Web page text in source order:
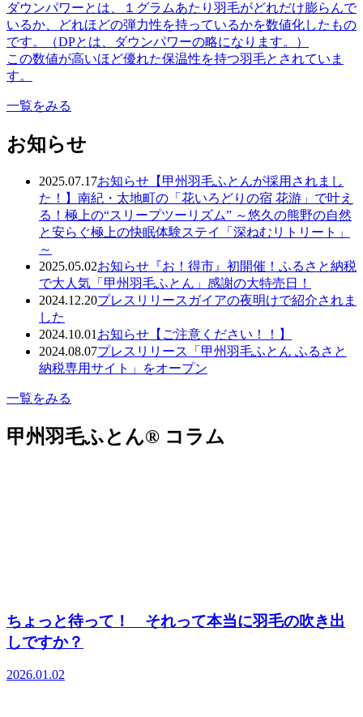
ダウンパワーとは、１グラムあたり羽毛がどれだけ膨らんで
いるか、どれほどの弾力性を持っているかを数値化したもの
です。（DPとは、ダウンパワーの略になります。）
この数値が高いほど優れた保温性を持つ羽毛とされていま
す。
一覧をみる
お知らせ
2025.07.17お知らせ 【甲州羽毛ふとんが採用されまし
た！】南紀・太地町の「花いろどりの宿 花游」で叶え
る！極上の“スリープツーリズム” ～悠久の熊野の自然
と安らぐ極上の快眠体験ステイ「深ねむリトリート」
～
2025.05.02お知らせ 『お！得市』初開催！ふるさと納税
で大人気「甲州羽毛ふとん」感謝の大特売日！
2024.12.20プレスリリース ガイアの夜明けで紹介されま
した
2024.10.01 お知らせ 【ご注意ください！！】
2024.08.07プレスリリース
「甲州羽毛ふとん ふるさと
納税専用サイト」をオープン
一覧をみる
甲州羽毛ふとん® コラム
ちょっと待って！ それって本当に羽毛の吹き出
しですか？
2026.01.02